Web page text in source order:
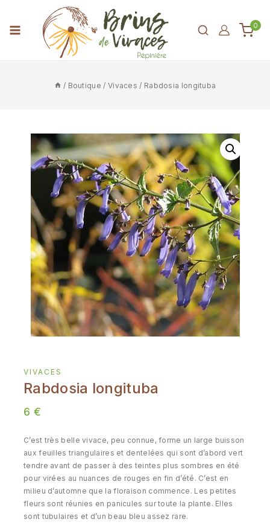
0
/ Boutique / Vivaces / Rabdosia longituba
VIVACES
Rabdosia longituba
6 €
C’est très belle vivace, peu connue, forme un large buisson
aux feuilles triangulaires et dentelées qui sont d’abord vert
tendre avant de passer à des teintes plus sombres en été
pour virées au nuances de rouges en fin d’été. C’est en
milieu d’automne que la floraison commence. Les petites
fleurs sont réunies en panicules sur toute la plante. Elles
sont tubulaires et d’un beau bleu assez rare.